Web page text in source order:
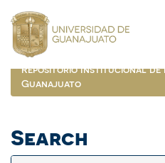
navigation
Repositorio Institucional de
Guanajuato
Search